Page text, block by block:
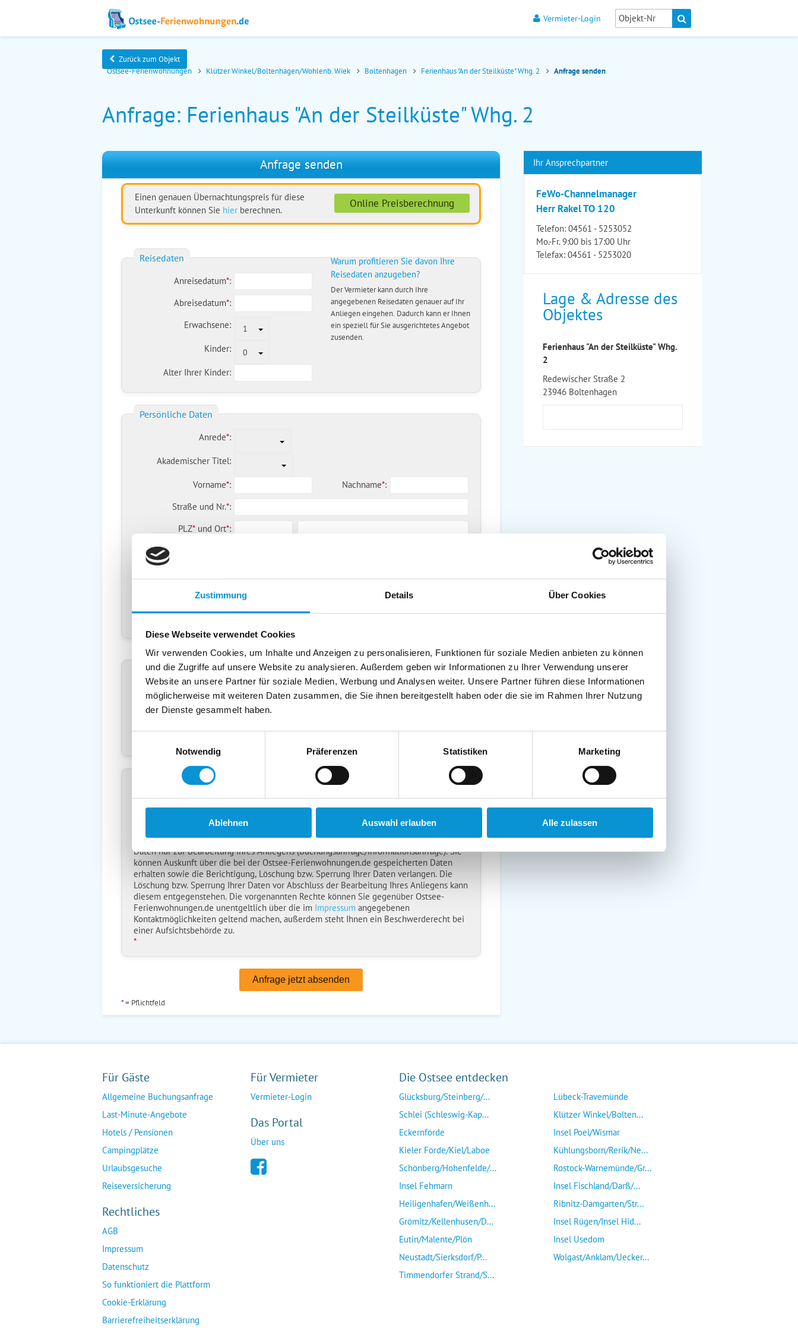
Zustimmung Details Über Cookies
Diese Webseite verwendet Cookies
Wir verwenden Cookies, um Inhalte und Anzeigen zu personalisieren, Funktionen für soziale Medien anbieten zu können
und die Zugriffe auf unsere Website zu analysieren. Außerdem geben wir Informationen zu Ihrer Verwendung unserer
Website an unsere Partner für soziale Medien, Werbung und Analysen weiter. Unsere Partner führen diese Informationen
möglicherweise mit weiteren Daten zusammen, die Sie ihnen bereitgestellt haben oder die sie im Rahmen Ihrer Nutzung
der Dienste gesammelt haben.
Notwendig
Präferenzen Statistiken Marketing
Ablehnen Auswahl erlauben Alle zulassen
Vermieter-Login
Zurück zum Objekt
Ostsee-Ferienwohnungen
Klützer Winkel/Boltenhagen/Wohlenb. Wiek Boltenhagen Ferienhaus "An der Steilküste" Whg. 2 Anfrage senden
Anfrage: Ferienhaus "An der Steilküste" Whg. 2
Anfrage senden
Einen genauen Übernachtungspreis für diese
Unterkunft können Sie hier berechnen.
Online Preisberechnung
Reisedaten
Anreisedatum*:
Abreisedatum*:
Erwachsene:
1
Kinder: 0
Alter Ihrer Kinder:
Warum profitieren Sie davon Ihre
Reisedaten anzugeben?
Der Vermieter kann durch Ihre
angegebenen Reisedaten genauer auf Ihr
Anliegen eingehen. Dadurch kann er Ihnen
ein speziell für Sie ausgerichtetes Angebot
zusenden.
Persönliche Daten
Anrede*:
Akademischer Titel:
Vorname*: Nachname*:
Straße und Nr.*:
PLZ* und Ort*:
Mobil:
Freier Kommentar an Vermieter
Kopie der Nachricht per Mail zusenden
Reiseversicherungs­informationen anfordern
Datenschutzhinweise
gelesen und bin damit einverstanden.
Ostsee-Ferienwohnungen.de erhebt, verarbeitet und nutzt Ihre personenbezogenen
Daten nur zur Bearbeitung Ihres Anliegens (Buchungsanfrage/Informationsanfrage). Sie
können Auskunft über die bei der Ostsee-Ferienwohnungen.de gespeicherten Daten
erhalten sowie die Berichtigung, Löschung bzw. Sperrung Ihrer Daten verlangen. Die
Löschung bzw. Sperrung Ihrer Daten vor Abschluss der Bearbeitung Ihres Anliegens kann
diesem entgegenstehen. Die vorgenannten Rechte können Sie gegenüber Ostsee-
Ferienwohnungen.de unentgeltlich über die im Impressum angegebenen
Kontaktmöglichkeiten geltend machen, außerdem steht Ihnen ein Beschwerderecht bei
einer Aufsichtsbehörde zu.
*
*= Pflichtfeld
Ihr Ansprechpartner
FeWo-Channelmanager
Herr Rakel TO 120
Telefon: 04561 - 5253052
Mo.-Fr. 9:00 bis 17:00 Uhr
Telefax: 04561 - 5253020
Lage & Adresse des
Objektes
Ferienhaus "An der Steilküste" Whg.
2
Redewischer Straße 2
23946 Boltenhagen
Für Gäste
Allgemeine Buchungsanfrage
Last-Minute-Angebote
Hotels / Pensionen
Campingplätze
Urlaubsgesuche
Reiseversicherung
Rechtliches
AGB
Impressum
Datenschutz
So funktioniert die Plattform
Cookie-Erklärung
Barrierefreiheitserklärung
Für Vermieter
Vermieter-Login
Das Portal
Über uns
Die Ostsee entdecken
Glücksburg/Steinberg/...
Schlei (Schleswig-Kap...
Eckernförde
Kieler Förde/Kiel/Laboe
Schönberg/Hohenfelde/...
Insel Fehmarn
Heiligenhafen/Weißenh...
Grömitz/Kellenhusen/D...
Eutin/Malente/Plön
Neustadt/Sierksdorf/P...
Timmendorfer Strand/S...
Lübeck-Travemünde
Klützer Winkel/Bolten...
Insel Poel/Wismar
Kühlungsborn/Rerik/Ne...
Rostock-Warnemünde/Gr...
Insel Fischland/Darß/...
Ribnitz-Damgarten/Str...
Insel Rügen/Insel Hid...
Insel Usedom
Wolgast/Anklam/Uecker...